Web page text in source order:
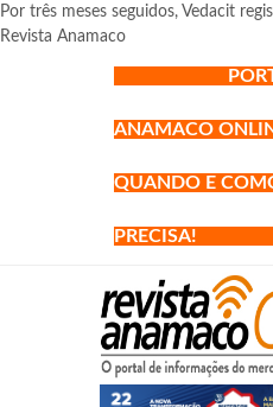
Por três meses seguidos, Vedacit
Revista Anamaco
ANAMACO
QUANDO E
PRECISA!